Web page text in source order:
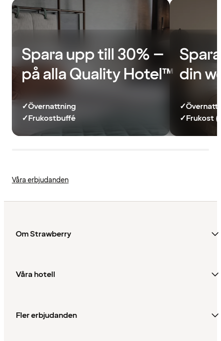
Spara upp till 30% –
på alla Quality Hotel™
✓Övernattning
✓Frukostbuffé
din
✓
✓Frukost
Våra erbjudanden
Om Strawberry
Våra hotell
Fler erbjudanden